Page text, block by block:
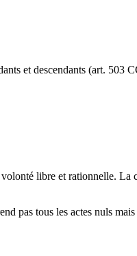
et descendants (art.
libre et rationnelle.
pas tous les actes nuls